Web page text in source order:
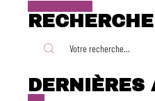
RECHERCHE
DERNIÈRES